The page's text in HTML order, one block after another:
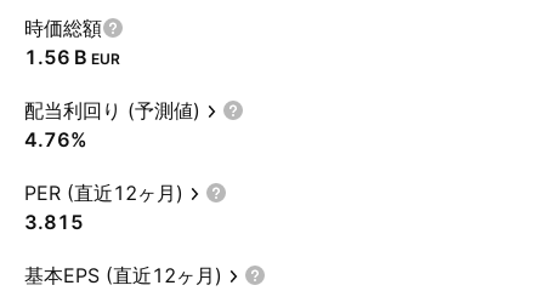
時価総額
‪1.56 B‬ EUR
配当利回り (予測値)
4.76%
PER (直近12ヶ月)
3.815
基本EPS (直近12ヶ月)